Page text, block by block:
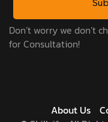
Don’t worry we don’t
for Consultation!
About Us